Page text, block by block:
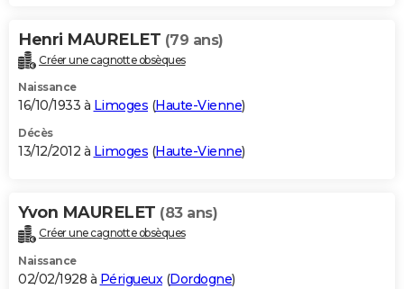
Henri MAURELET (79 ans)
Créer une cagnotte obsèques
Naissance
16/10/1933 à Limoges (Haute-Vienne)
Décès
13/12/2012 à Limoges (Haute-Vienne)
Yvon MAURELET (83 ans)
Créer une cagnotte obsèques
Naissance
02/02/1928 à Périgueux(Dordogne)